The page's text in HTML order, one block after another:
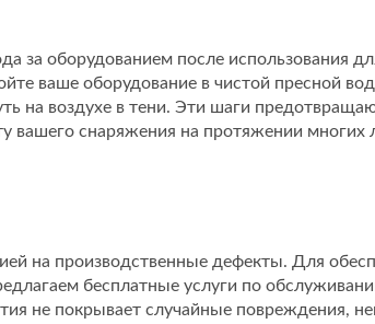
за оборудованием после использования
ваше оборудование в чистой пресной
на воздухе в тени. Эти шаги
вашего снаряжения на протяжении многих
на производственные дефекты. Для
бесплатные услуги по
не покрывает случайные повреждения,